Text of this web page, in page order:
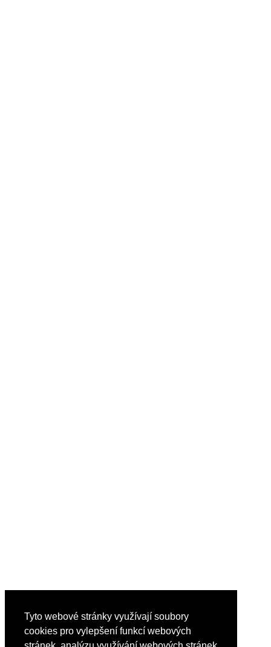
Tyto webové stránky využívají soubory
cookies pro vylepšení funkcí webových